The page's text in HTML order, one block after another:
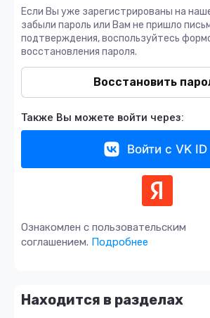
Если Вы уже зарегистрированы на
забыли пароль или Вам не пришло
подтверждения, воспользуйтесь
восстановления пароля.
Восстановить
Также Вы можете войти через:
Войти с VK ID
Ознакомлен с пользовательским
соглашением. Подробнее
Находится в разделах